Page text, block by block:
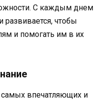
С каждым днем
развивается, чтобы
и помогать им в их
впечатляющих и